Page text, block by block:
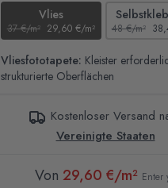
Vlies
37 €/m² 29,60 €/m² 48 €/m²
Vliesfototapete: Kleister
strukturierte Oberflächen
Kostenloser Versand
Vereinigte Staaten
Von 29,60 €/m² Enter